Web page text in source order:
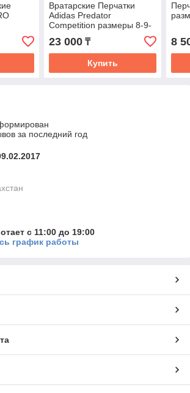
Вратарские Перчатки
Adidas Predator
Competition размеры 8-9-
23 000₸
Купить
8
за последний год
с 11:00 до 19:00
график работы